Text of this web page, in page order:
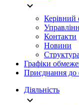
Керівний
Контакти
Новини
Структура
Графіки
Приєднання до
Діяльність